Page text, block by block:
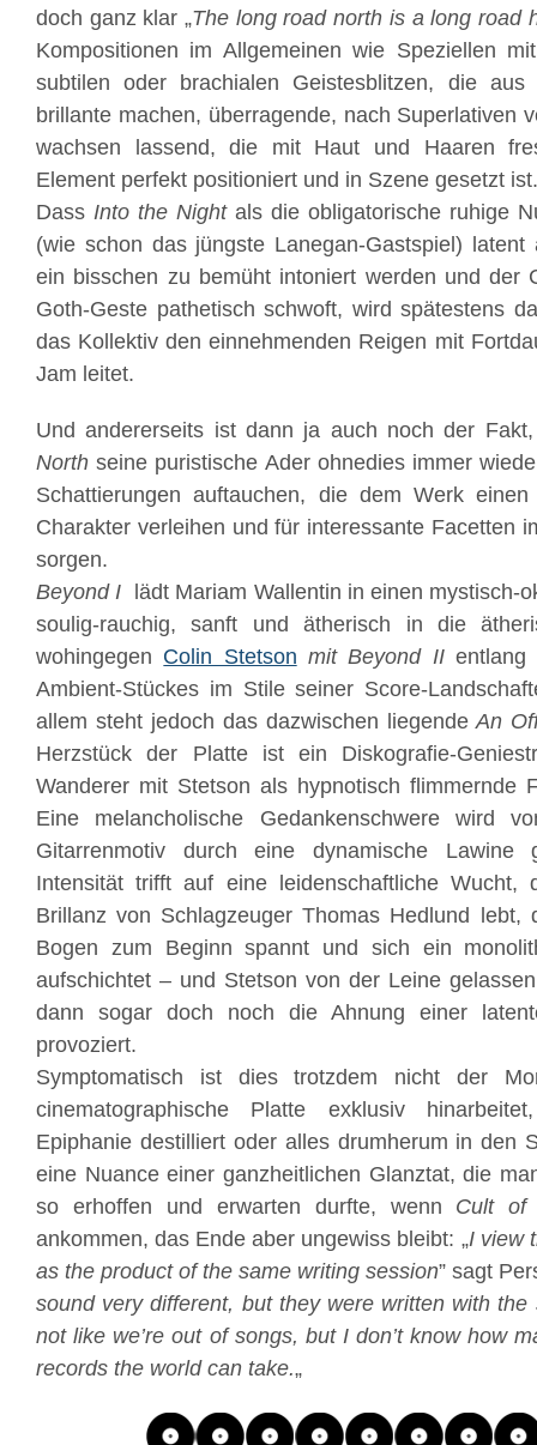
doch ganz klar „The long road north is a long road
Kompositionen im Allgemeinen wie Speziellen
subtilen oder brachialen Geistesblitzen, die
brillante machen, überragende, nach Superlativen
wachsen lassend, die mit Haut und Haaren
Element perfekt positioniert und in Szene gesetzt ist.
Dass Into the Nightals die obligatorische ruhige
(wie schon das jüngste Lanegan-Gastspiel)
ein bisschen zu bemüht intoniert werden und der
Goth-Geste pathetisch schwoft, wird spätestens
das Kollektiv den einnehmenden Reigen mit
Jam leitet.
Und andererseits ist dann ja auch noch der
North seine puristische Ader ohnedies immer
Schattierungen auftauchen, die dem Werk
Charakter verleihen und für interessante Facetten
sorgen.
Beyond I lädt Mariam Wallentin in einen mystisch-
soulig-rauchig, sanft und ätherisch in die
wohingegen Colin Stetson mit Beyond IIentlang
Ambient-Stückes im Stile seiner Score-
allem steht jedoch das dazwischen liegendeAn
Herzstück der Platte ist ein Diskografie-
Wanderer mit Stetson als hypnotisch flimmernde
Eine melancholische Gedankenschwere wird
Gitarrenmotiv durch eine dynamische Lawine
Intensität trifft auf eine leidenschaftliche
Brillanz von Schlagzeuger Thomas Hedlund lebt,
Bogen zum Beginn spannt und sich ein
aufschichtet – und Stetson von der Leine
dann sogar doch noch die Ahnung einer
provoziert.
Symptomatisch ist dies trotzdem nicht der
cinematographische Platte exklusiv
Epiphanie destilliert oder alles drumherum in den
eine Nuance einer ganzheitlichen Glanztat, die
so erhoffen und erwarten durfte, wenn Cult of
ankommen, das Ende aber ungewiss bleibt: „I view
as the product of the same writing session” sagt
sound very different, but they were written with the
not like we’re out of songs, but I don’t know how
records the world can take.„